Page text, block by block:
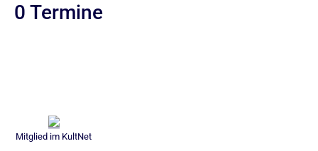
0 Termine
Mitglied im KultNet